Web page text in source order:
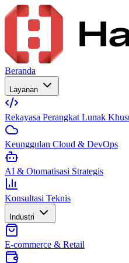
Beranda
Layanan
Rekayasa Perangkat Lunak
Keunggulan Cloud & DevOps
AI & Otomatisasi Strategis
Konsultasi Teknis
Industri
E-commerce & Retail